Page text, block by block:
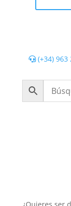
(+34) 963